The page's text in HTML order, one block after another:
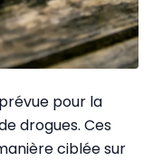
pour la
drogues. Ces
ciblée sur